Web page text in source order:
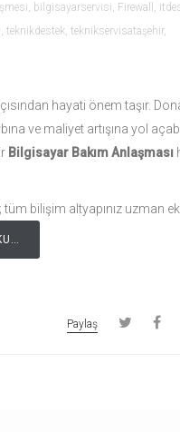
, bilgisayarservisi, Firewall ,
, teknikdestek, teknikservisataşehir,
hayati önem taşır.
ve maliyet artışına yol
Bilgisayar Bakım Anlaşması
bilişim altyapınız uzman
Paylaş